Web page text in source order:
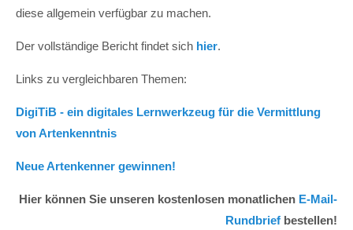
Drop us a line
adipiscing elit.
Aenean commodo ligula eget dolor. Aenean massa.
montes, nascetur ridiculus mus. Donec quam felis,
ultricies nec.
diese allgemein verfügbar zu machen.
Der vollständige Bericht findet sich hier.
Links zu vergleichbaren Themen:
DigiTiB - ein digitales Lernwerkzeug für die Vermittlung
von Artenkenntnis
Neue Artenkenner gewinnen!
Hier können Sie unseren kostenlosen monatlichen E-Mail-
Rundbrief bestellen!